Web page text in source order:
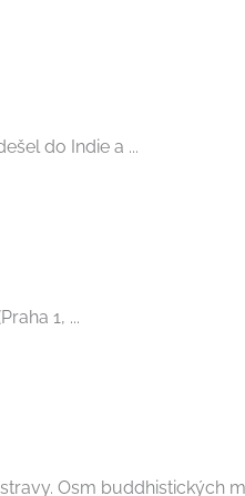
do Indie a ...
1, ...
Osm buddhistických